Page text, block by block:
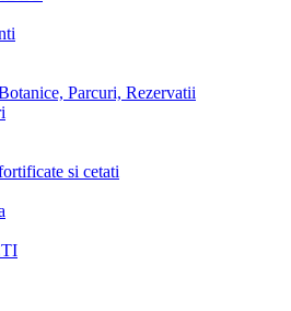
Parcuri, Rezervatii
si cetati